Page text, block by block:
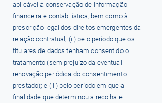
aplicável à conservação de informação
financeira e contabilística, bem como à
prescrição legal dos direitos emergentes da
relação contratual; (ii) pelo período que os
titulares de dados tenham consentido o
tratamento (sem prejuízo da eventual
renovação periódica do consentimento
prestado); e (iii) pelo período em que a
finalidade que determinou a recolha e